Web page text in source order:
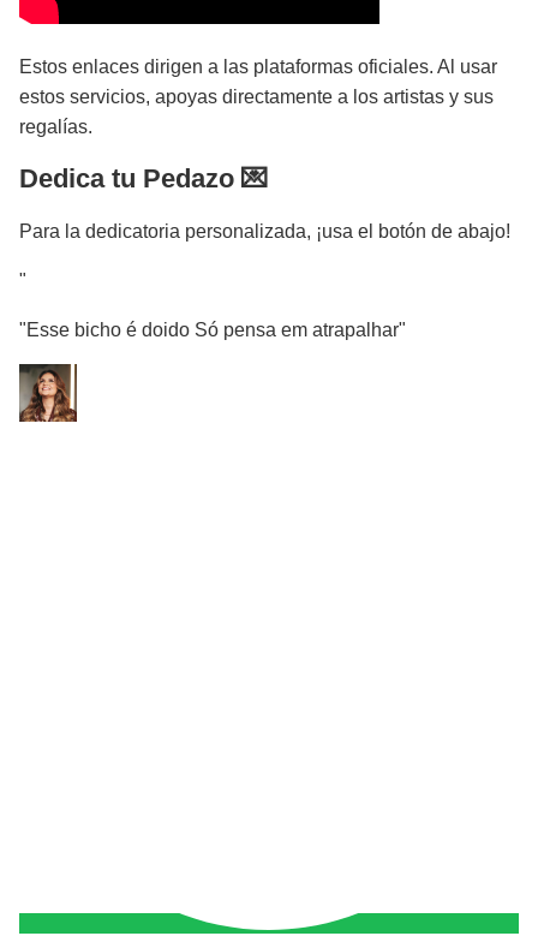
Estos enlaces dirigen a las plataformas oficiales. Al usar
estos servicios, apoyas directamente a los artistas y sus
regalías.
Dedica tu Pedazo 💌
Para la dedicatoria personalizada, ¡usa el botón de abajo!
"
"Esse bicho é doido Só pensa em atrapalhar"